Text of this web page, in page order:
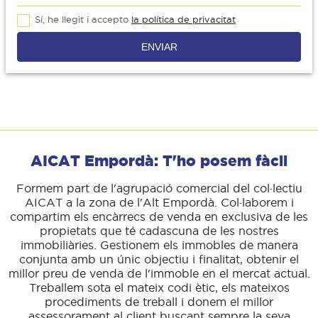
Sí, he llegit i accepto la política de privacitat
ENVIAR
AICAT Empordà: T'ho posem fàcil
Formem part de l'agrupació comercial del col·lectiu
AICAT a la zona de l'Alt Empordà. Col·laborem i
compartim els encàrrecs de venda en exclusiva de les
propietats que té cadascuna de les nostres
immobiliàries. Gestionem els immobles de manera
conjunta amb un únic objectiu i finalitat, obtenir el
millor preu de venda de l'immoble en el mercat actual.
Treballem sota el mateix codi ètic, els mateixos
procediments de treball i donem el millor